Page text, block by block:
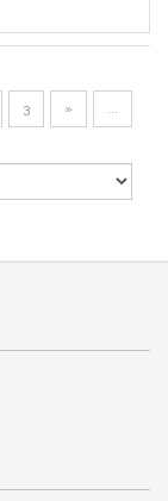
3 » ...